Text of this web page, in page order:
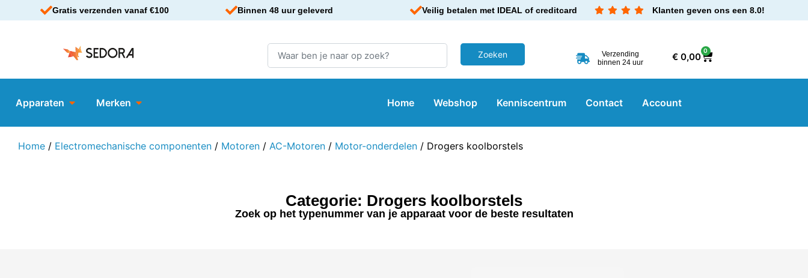
Gratis verzenden vanaf €100 Binnen 48 uur geleverd Veilig betalen met IDEAL of creditcard Klanten geven ons een 8.0!
Verzending
binnen 24 uur
€0,00
0
Apparaten Merken Home Webshop Kenniscentrum Contact Account
Home / Electromechanische componenten / Motoren / AC-Motoren / Motor-onderdelen / Drogers koolborstels
Categorie: Drogers koolborstels
Zoek op het typenummer van je apparaat voor de beste resultaten